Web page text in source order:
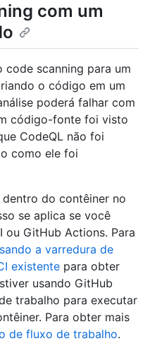
com um
scanning para um
o código em um
poderá falhar com
código-fonte foi visto
CodeQL não foi
como ele foi
do contêiner no
se aplica se você
ou GitHub Actions. Para
a varredura de
existente para obter
usando GitHub
trabalho para executar
Para obter mais
de fluxo de trabalho.